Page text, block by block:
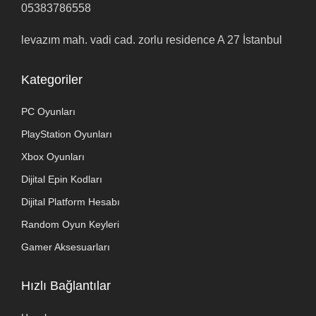
05383786558
levazım mah. vadi cad. zorlu residence A 27 İstanbul
Kategoriler
PC Oyunları
PlayStation Oyunları
Xbox Oyunları
Dijital Epin Kodları
Dijital Platform Hesabı
Random Oyun Keyleri
Gamer Aksesuarları
Hızlı Bağlantılar